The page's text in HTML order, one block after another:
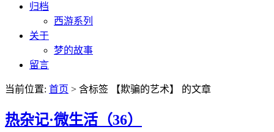
归档
西游系列
关于
梦的故事
留言
当前位置: 首页 > 含标签 【欺骗的艺术】 的文章
热杂记·微生活（36）